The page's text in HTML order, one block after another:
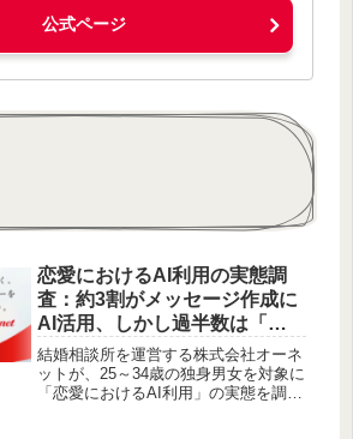
公式ページ
恋愛におけるAI利用の実態調
査：約3割がメッセージ作成に
AI活用、しかし過半数は「冷
める」と回答。賢作が考え
る、AI時代の恋愛コミュニケ
ーションのあり方
結婚相談所を運営する株式会社オーネ
ットが、25～34歳の独身男女を対象に
「恋愛におけるAI利用」の実態を調査